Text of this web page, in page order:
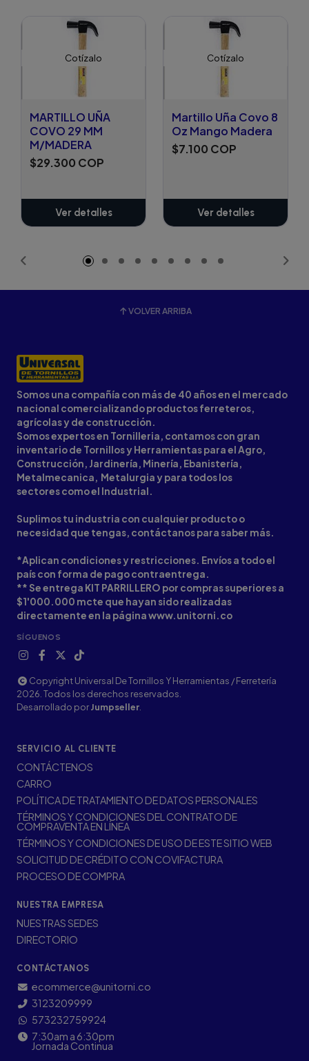
Cotízalo
MARTILLO UÑA
COVO 29 MM
M/MADERA
$29.300 COP
Ver detalles
Cotízalo
Martillo Uña Covo 8
Oz Mango Madera
$7.100 COP
Ver detalles
VOLVER ARRIBA
Somos una compañía con más de 40 años en el mercado
nacional comercializando productos ferreteros,
agrícolas y de construcción.
Somos expertos en Tornilleria, contamos con gran
inventario de Tornillos y Herramientas para el Agro,
Construcción, Jardinería, Minería, Ebanistería,
Metalmecanica, Metalurgia y para todos los
sectores como el Industrial.
Suplimos tu industria con cualquier producto o
necesidad que tengas, contáctanos para saber más.
*Aplican condiciones y restricciones. Envíos a todo el
país con forma de pago contraentrega.
** Se entrega KIT PARRILLERO por compras superiores a
$1'000.000 mcte que hayan sido realizadas
directamente en la página www.unitorni.co
SÍGUENOS
Copyright Universal De Tornillos Y Herramientas / Ferretería
2026. Todos los derechos reservados.
Desarrollado porJumpseller
SERVICIO AL CLIENTE
CONTÁCTENOS
CARRO
POLÍTICA DE TRATAMIENTO DE DATOS PERSONALES
TÉRMINOS Y CONDICIONES DEL CONTRATO DE
COMPRAVENTA EN LÍNEA
TÉRMINOS Y CONDICIONES DE USO DE ESTE SITIO WEB
SOLICITUD DE CRÉDITO CON COVIFACTURA
PROCESO DE COMPRA
NUESTRA EMPRESA
NUESTRAS SEDES
DIRECTORIO
CONTÁCTANOS
ecommerce@unitorni.co
3123209999
573232759924
7:30am a 6:30pm
Jornada Continua